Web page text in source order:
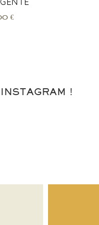
€
!